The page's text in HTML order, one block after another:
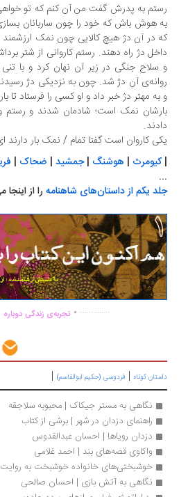
به پدرش گفت من آن کنم که تو خواهی. اما
هوش باش که خود را چون ساربانان بسازی و با
در آن دژ هیچ کالایی چون نمک ارزشمند نباشد.
دژ راه ‌دهند. رستم کاروانی از شتر برداشت و
جنگی در زیر آن نهان کرد و با تنی چند
آن دژ شد. چون به نزدیکی دژ رسیدند؛
مهتر دژ خبر داد و او کسی را فرستاد تا بار آنها
نمک است؛ شادمان شدند و رستم و
کاروان است گفتا تمام / نمک بار دارند ای
کیومرث|هوشنگ|جمشید|ضحاک |فریدون|
یکم از داستان‌های شاهنامهرا از اینجا
...............
. تجربه‌ی زندگی دوباره.
کوتاه|فردوسی (حکیم ابوالقاسم) |
نگاهی به مستر جیکاک | محبوبه سلاجقه
راهنمای دزدان در شهر | برشی از کتاب
دزدان رویاها | احسان عبدالقدوس
واكاوی قصه‌های بند | احمد غلامی
خوشبختی‌های خانواده‌ خوشبخت به روایت
نگاهی به آتش بازی | احسان صالحی